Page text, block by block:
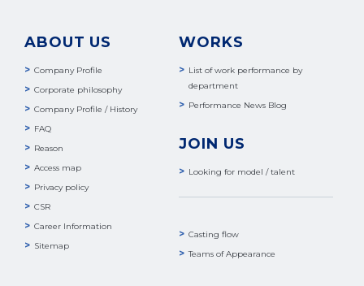
ABOUT US
Company Profile
Corporate philosophy
Company Profile / History
FAQ
Reason
Access map
Privacy policy
CSR
Career Information
Sitemap
WORKS
List of work performance by
department
Performance News Blog
JOIN US
Looking for model / talent
Casting flow
Teams of Appearance